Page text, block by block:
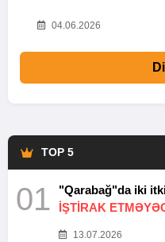
04.06.2026
TOP 5
01 "Qarabağ"da iki
İŞTİRAK
13.07.2026